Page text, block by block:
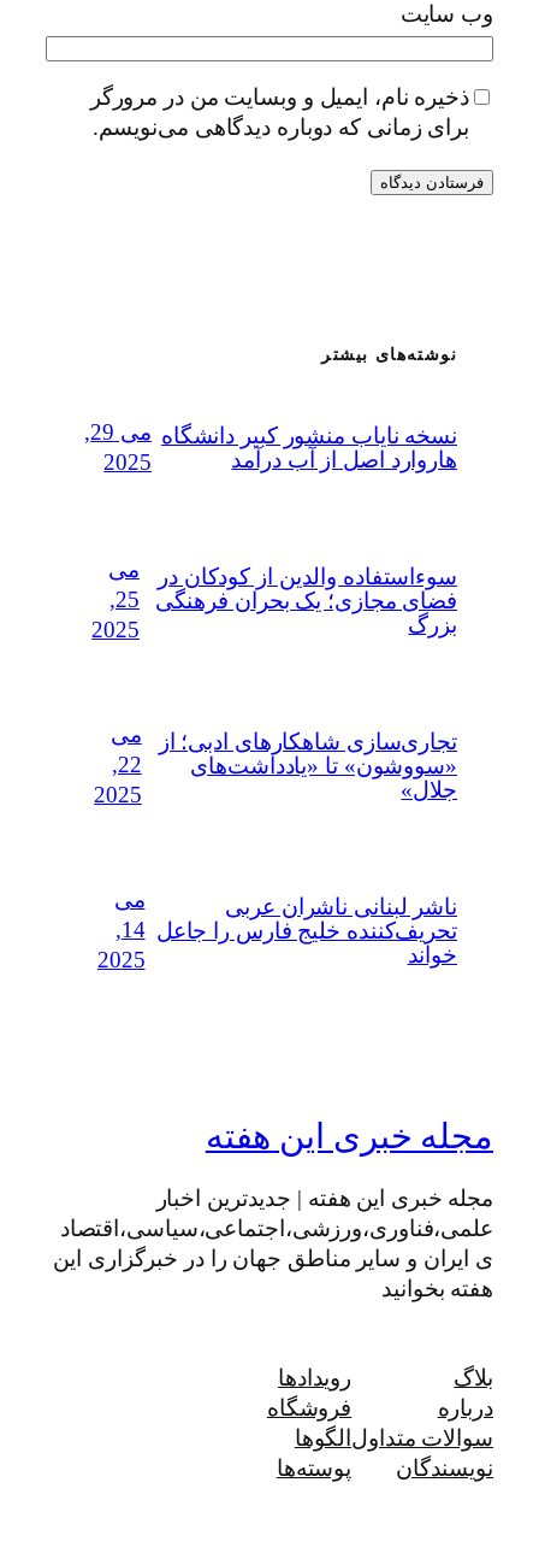
وب‌ سایت
ذخیره نام، ایمیل و وبسایت من در مرورگر
برای زمانی که دوباره دیدگاهی می‌نویسم.
نوشته‌های بیشتر
نسخه نایاب منشور کبیر دانشگاه
هاروارد اصل از آب درآمد
می 29,
2025
سوءاستفاده‌ والدین از کودکان در
فضای مجازی؛ یک بحران فرهنگی
بزرگ
می
25,
2025
تجاری‌سازی شاهکارهای ادبی؛ از
«سووشون» تا «یادداشت‌های
جلال»
می
22,
2025
ناشر لبنانی ناشران عربی
تحریف‌کننده خلیج فارس را جاعل
خواند
می
14,
2025
مجله خبری این هفته
مجله خبری این هفته | جدیدترین اخبار
علمی،فناوری،ورزشی،اجتماعی،سیاسی،اقتصاد
ی ایران و سایر مناطق جهان را در خبرگزاری این
هفته بخوانید
بلاگ
درباره
سوالات متداول
نویسندگان
رویدادها
فروشگاه
الگوها
پوسته‌ها